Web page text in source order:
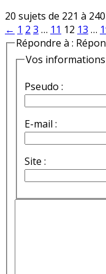
20 sujets de 221 à
← 1 2 3 … 11 12 13 …
Répondre à :
Vos informations
Pseudo :
E-mail :
Site :